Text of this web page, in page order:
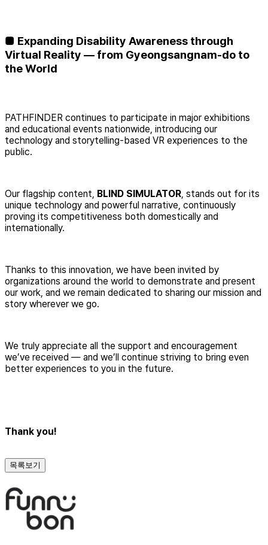
■ Expanding Disability Awareness through
Virtual Reality — from Gyeongsangnam-do to
the World
PATHFINDER continues to participate in major exhibitions
and educational events nationwide, introducing our
technology and storytelling-based VR experiences to the
public.
Our flagship content, BLIND SIMULATOR , stands out for its
unique technology and powerful narrative, continuously
proving its competitiveness both domestically and
internationally.
Thanks to this innovation, we have been invited by
organizations around the world to demonstrate and present
our work, and we remain dedicated to sharing our mission and
story wherever we go.
We truly appreciate all the support and encouragement
we’ve received — and we’ll continue striving to bring even
better experiences to you in the future.
Thank you!
목록보기